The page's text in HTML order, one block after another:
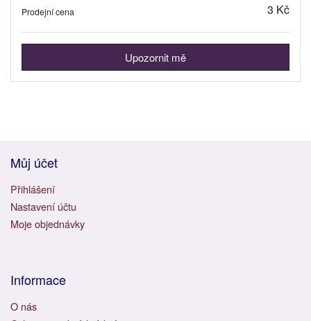
Prodejní cena 3 Kč
Upozornit mě
Můj účet
Přihlášení
Nastavení účtu
Moje objednávky
Informace
O nás